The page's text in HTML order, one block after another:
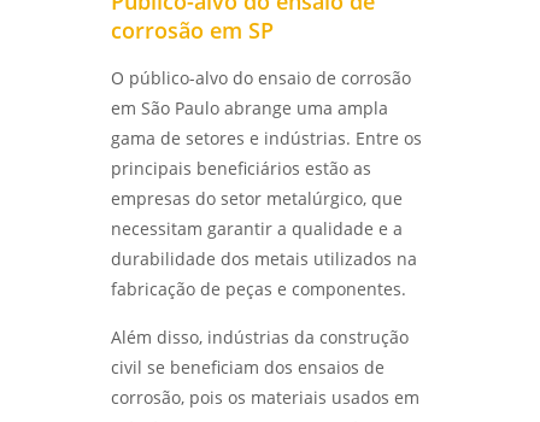
O MELHOR PARA SUAS NECESSIDADES DE
TESTES E ANÁLISES - LABMETAL
COMO REALIZAR ANÁLISE DE FALHAS EM
ROLAMENTOS EM SÃO PAULO COM EFICÁCIA -
LABMETAL
COMO REALIZAR UMA ANÁLISE DE FALHAS EM
ENGRENAGENS EM SP PARA OTIMIZAR A
MANUTENÇÃO - LABMETAL
ANÁLISE DE FALHAS EM ROLAMENTOS EM SP:
DIAGNÓSTICO EFICIENTE PARA INDÚSTRIAS -
LABMETAL
corrosão em SP
O público-alvo do ensaio de corrosão
em São Paulo abrange uma ampla
gama de setores e indústrias. Entre os
principais beneficiários estão as
empresas do setor metalúrgico, que
necessitam garantir a qualidade e a
durabilidade dos metais utilizados na
fabricação de peças e componentes.
Além disso, indústrias da construção
civil se beneficiam dos ensaios de
corrosão, pois os materiais usados em